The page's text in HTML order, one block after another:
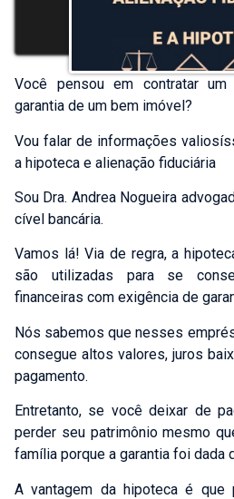
Você pensou em contratar
garantia de um bem imóvel?
Vou falar de informações
a hipoteca e alienação fiduciária
Sou Dra. Andrea Nogueira
cível bancária.
Vamos lá! Via de regra, a
são utilizadas para se
financeiras com exigência de
Nós sabemos que nesses
consegue altos valores, juros
pagamento.
Entretanto, se você deixar de
perder seu patrimônio mesmo
família porque a garantia foi dada
A vantagem da hipoteca é que